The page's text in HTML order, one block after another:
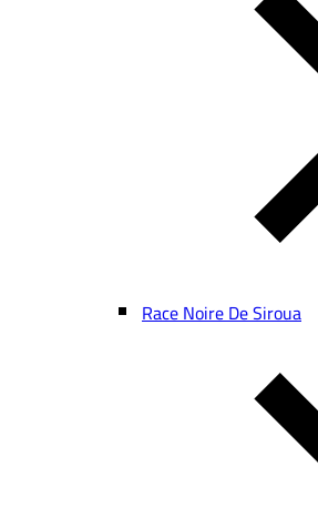
Race Noire De Siroua